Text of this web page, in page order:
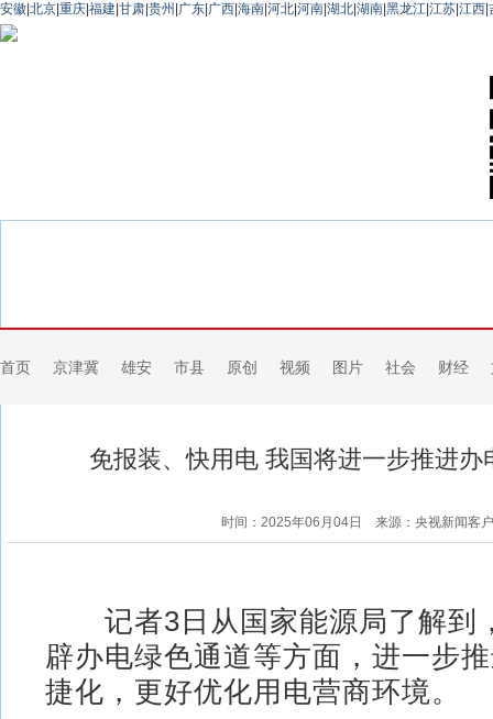
安徽 北京 重庆 福建 甘肃 贵州 广东 广西 海南 河北 河南 湖北 湖南 黑龙江 江苏 江西
首页 京津冀 雄安 市县 原创 视频 图片 社会 财经
免报装、快用电 我国将进一步推进办
时间：2025年06月04日 来源：央视新闻客
记者3日从国家能源局了解到
辟办电绿色通道等方面，进一步
捷化，更好优化用电营商环境。